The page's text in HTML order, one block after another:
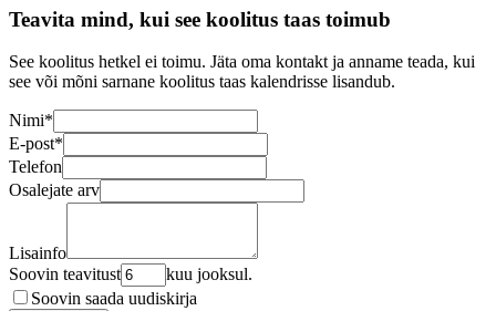
Teavita mind, kui see koolitus taas toimub
See koolitus hetkel ei toimu. Jäta oma kontakt ja anname teada, kui
see või mõni sarnane koolitus taas kalendrisse lisandub.
Nimi*
E-post*
Telefon
Osalejate arv
Lisainfo
Soovin teavitust
kuu jooksul.
Soovin saada uudiskirja